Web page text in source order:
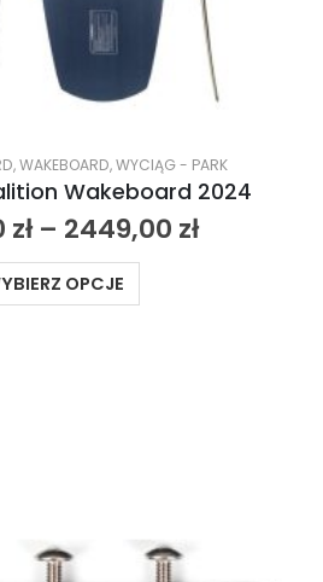
,WAKEBOARD,WYCIĄG - PARK
Wakeboard 2024
zł – 2449,00 zł
OPCJE